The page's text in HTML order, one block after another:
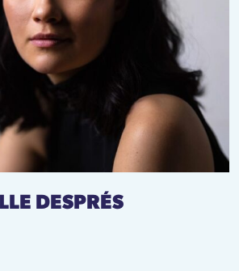
DESPRÉS